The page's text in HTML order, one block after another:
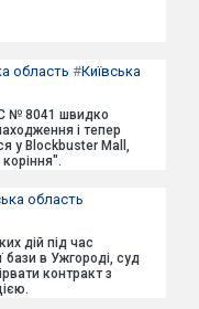
область #Київська
№ 8041 швидко
і тепер
у Blockbuster Mall,
область
дій під час
бази в Ужгороді, суд
контракт з